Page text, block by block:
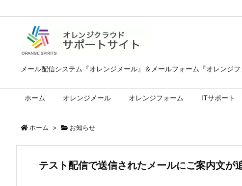
メール配信システム『オレンジメール』＆メールフォーム『オレンジ
ホーム オレンジメール オレンジフォーム ITサポート
ホーム > お知らせ
テスト配信で送信されたメールにご案内文が